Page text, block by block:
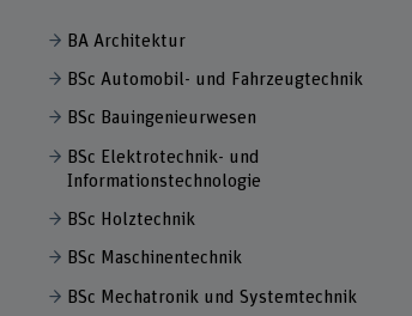
BA Architektur
BSc Automobil- und Fahrzeugtechnik
BSc Bauingenieurwesen
BSc Elektrotechnik- und
Informationstechnologie
BSc Holztechnik
BSc Maschinentechnik
BSc Mechatronik und Systemtechnik